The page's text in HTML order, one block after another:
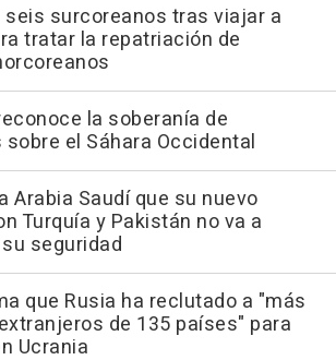
seis surcoreanos tras viajar a
tratar la repatriación de
la soberanía de
el Sáhara Occidental
Arabia Saudí que su nuevo
Turquía y Pakistán no va a
seguridad
que Rusia ha reclutado a "más
de 135 países" para
Ucrania